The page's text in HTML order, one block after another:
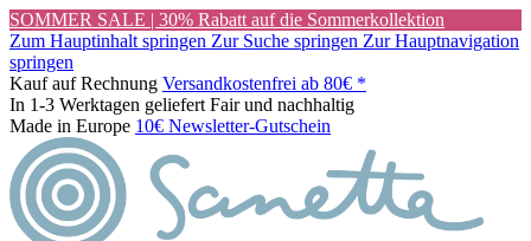
SOMMER SALE | 30% Rabatt auf die Sommerkollektion
Zum Hauptinhalt springen Zur Suche springen Zur Hauptnavigation
springen
Kauf auf Rechnung Versandkostenfrei ab 80€ *
In 1-3 Werktagen geliefert Fair und nachhaltig
Made in Europe 10€ Newsletter-Gutschein